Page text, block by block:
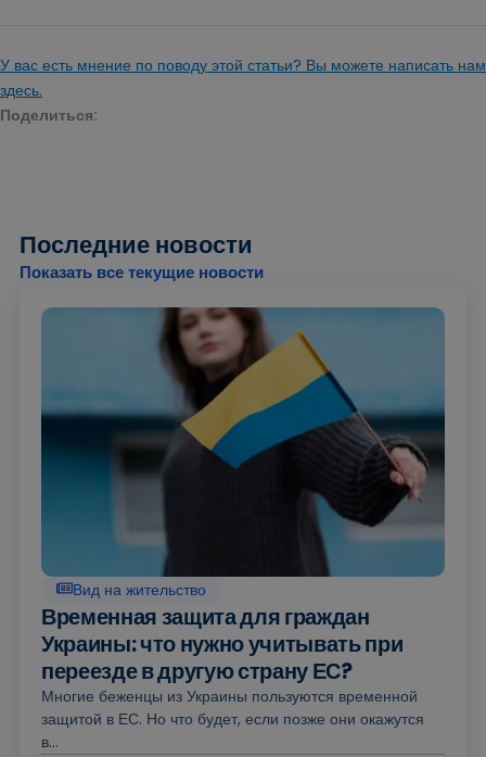
У вас есть мнение по поводу этой статьи? Вы можете написать нам
здесь.
Поделиться:
Последние новости
Показать все текущие новости
Вид на жительство
Временная защита для граждан
Украины: что нужно учитывать при
переезде в другую страну ЕС?
Многие беженцы из Украины пользуются временной
защитой в ЕС. Но что будет, если позже они окажутся
в...